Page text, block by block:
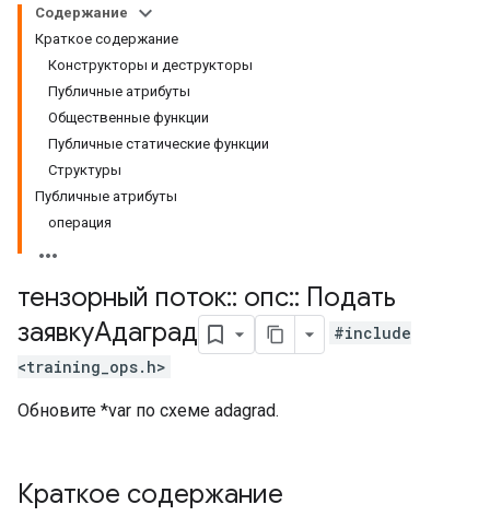
Содержание
Краткое содержание
Конструкторы и деструкторы
Публичные атрибуты
Общественные функции
Публичные статические функции
Структуры
Публичные атрибуты
операция
тензорный поток:: опс:: Подать
заявкуАдаград
#include
<training_ops.h>
Обновите *var по схеме adagrad.
Краткое содержание